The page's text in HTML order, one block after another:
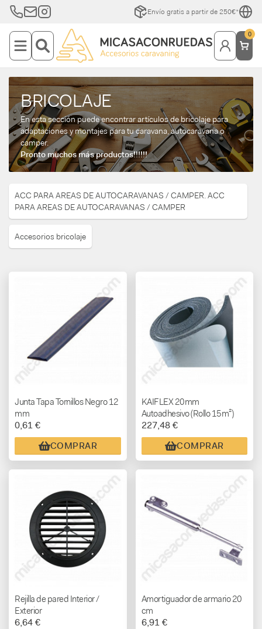
Envío gratis a partir de 250€*
0
BRICOLAJE
En esta sección puede encontrar artículos de bricolaje para
adaptaciones y montajes para tu caravana, autocaravana o
camper.
Pronto muchos más productos!!!!!!
ACC PARA AREAS DE AUTOCARAVANAS / CAMPER. ACC
PARA AREAS DE AUTOCARAVANAS / CAMPER
Accesorios bricolaje
Junta Tapa Tornillos Negro 12
mm
0,61 €
COMPRAR
KAIFLEX 20mm
Autoadhesivo (Rollo 15m²)
227,48 €
COMPRAR
Rejilla de pared Interior /
Exterior
6,64 €
Amortiguador de armario 20
cm
6,91 €